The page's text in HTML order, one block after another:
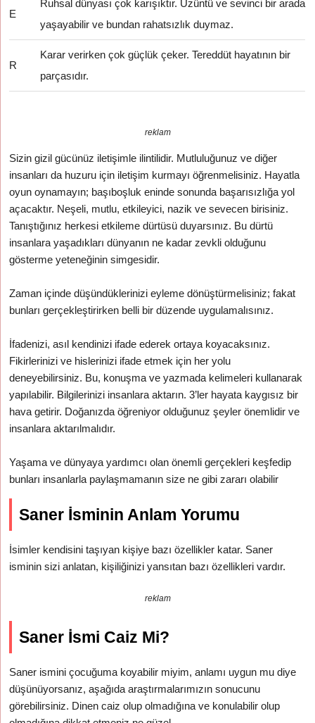
E
Ruhsal dünyası çok karışıktır. Üzüntü ve sevinci bir arada
yaşayabilir ve bundan rahatsızlık duymaz.
R
Karar verirken çok güçlük çeker. Tereddüt hayatının bir
parçasıdır.
reklam
Sizin gizil gücünüz iletişimle ilintilidir. Mutluluğunuz ve diğer
insanları da huzuru için iletişim kurmayı öğrenmelisiniz. Hayatla
oyun oynamayın; başıboşluk eninde sonunda başarısızlığa yol
açacaktır. Neşeli, mutlu, etkileyici, nazik ve sevecen birisiniz.
Tanıştığınız herkesi etkileme dürtüsü duyarsınız. Bu dürtü
insanlara yaşadıkları dünyanın ne kadar zevkli olduğunu
gösterme yeteneğinin simgesidir.
Zaman içinde düşündüklerinizi eyleme dönüştürmelisiniz; fakat
bunları gerçekleştirirken belli bir düzende uygulamalısınız.
İfadenizi, asıl kendinizi ifade ederek ortaya koyacaksınız.
Fikirlerinizi ve hislerinizi ifade etmek için her yolu
deneyebilirsiniz. Bu, konuşma ve yazmada kelimeleri kullanarak
yapılabilir. Bilgilerinizi insanlara aktarın. 3’ler hayata kaygısız bir
hava getirir. Doğanızda öğreniyor olduğunuz şeyler önemlidir ve
insanlara aktarılmalıdır.
Yaşama ve dünyaya yardımcı olan önemli gerçekleri keşfedip
bunları insanlarla paylaşmamanın size ne gibi zararı olabilir
Saner İsminin Anlam Yorumu
İsimler kendisini taşıyan kişiye bazı özellikler katar. Saner
isminin sizi anlatan, kişiliğinizi yansıtan bazı özellikleri vardır.
reklam
Saner İsmi Caiz Mi?
Saner ismini çocuğuma koyabilir miyim, anlamı uygun mu diye
düşünüyorsanız, aşağıda araştırmalarımızın sonucunu
görebilirsiniz. Dinen caiz olup olmadığına ve konulabilir olup